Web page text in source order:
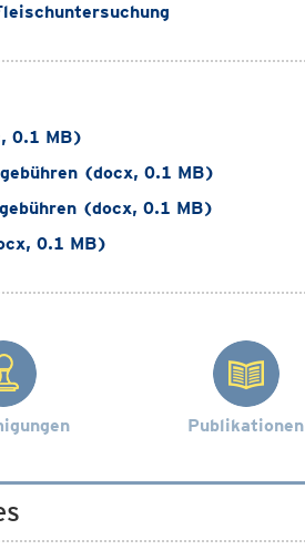
0.1 MB)
(docx, 0.1 MB)
(docx, 0.1 MB)
0.1 MB)
Publikationen